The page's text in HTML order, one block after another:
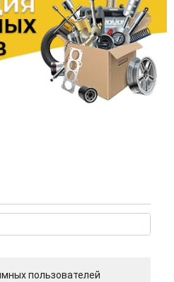
пользователей